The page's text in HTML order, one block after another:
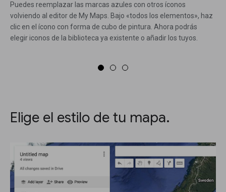
Puedes reemplazar las marcas azules con otros íconos
volviendo al editor de My Maps. Bajo «todos los elementos», haz
clic en el ícono con forma de cubo de pintura. Ahora podrás
elegir iconos de la biblioteca ya existente o añadir los tuyos.
Elige el estilo de tu mapa.